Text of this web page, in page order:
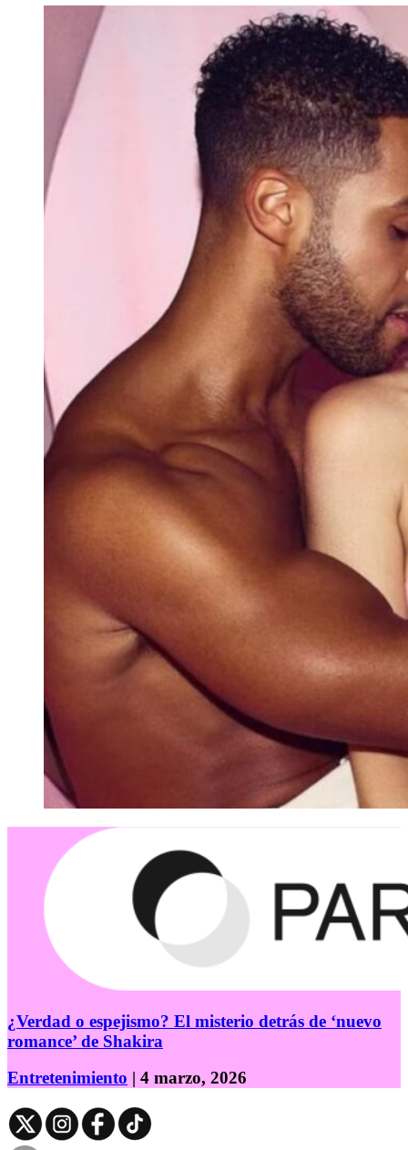
¿Verdad o espejismo? El misterio detrás de ‘nuevo
romance’ de Shakira
Entretenimiento | 4 marzo, 2026